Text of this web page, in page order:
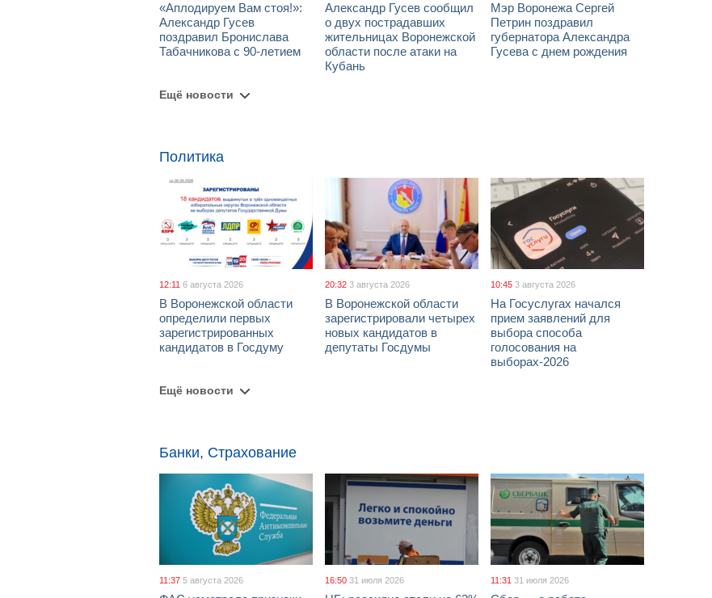
«Аплодируем Вам стоя!»:
Александр Гусев
поздравил Бронислава
Табачникова с 90-летием
Александр Гусев сообщил
о двух пострадавших
жительницах Воронежской
области после атаки на
Кубань
Мэр Воронежа Сергей
Петрин поздравил
губернатора Александра
Гусева с днем рождения
Ещё новости
Политика
12:11 6 августа 2026
В Воронежской области
определили первых
зарегистрированных
кандидатов в Госдуму
20:32 3 августа 2026
В Воронежской области
зарегистрировали четырех
новых кандидатов в
депутаты Госдумы
10:45 3 августа 2026
На Госуслугах начался
прием заявлений для
выбора способа
голосования на
выборах-2026
Ещё новости
Банки, Страхование
11:37 5 августа 2026 16:50 31 июля 2026 11:31 31 июля 2026